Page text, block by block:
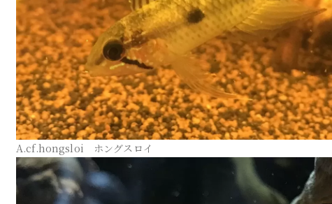
A.cf.hongsloi ホングスロイ